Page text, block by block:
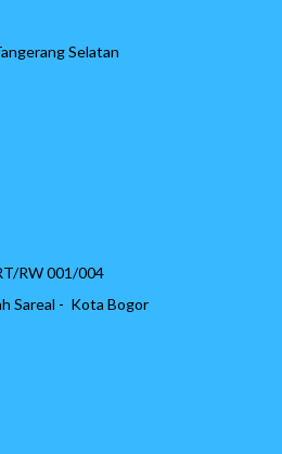
Selatan
RW 001/004
Sareal - Kota Bogor